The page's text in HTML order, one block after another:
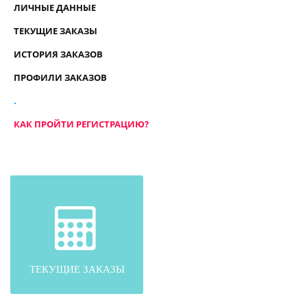
ЛИЧНЫЕ ДАННЫЕ
ТЕКУЩИЕ ЗАКАЗЫ
ИСТОРИЯ ЗАКАЗОВ
ПРОФИЛИ ЗАКАЗОВ
.
КАК ПРОЙТИ РЕГИСТРАЦИЮ?
ТЕКУЩИЕ ЗАКАЗЫ